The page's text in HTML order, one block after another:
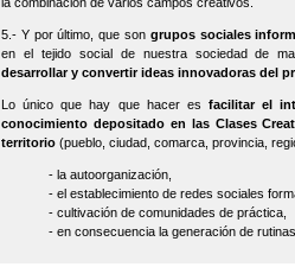
5.- Y por último, que son grupos sociales
en el tejido social de nuestra sociedad de
desarrollar y convertir ideas innovadoras del
Lo único que hay que hacer es facilitar el
conocimiento depositado en las Clases
territorio (pueblo, ciudad, comarca, provincia,
- la autoorganización,
- el establecimiento de redes sociales
- cultivación de comunidades de práctica,
- en consecuencia la generación de